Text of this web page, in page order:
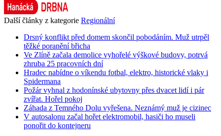
Další články z kategorie Regionální
Drsný konflikt před domem skončil pobodáním. Muž utrpěl
těžké poranění břicha
Ve Zlíně začala demolice vyhořelé výškové budovy, potrvá
zhruba 25 pracovních dní
Hradec nabídne o víkendu fotbal, elektro, historické vlaky i
Spidermana
Požár vyhnal z hodonínské ubytovny přes dvacet lidí i pár
zvířat. Hořel pokoj
Záhada z Temného Dolu vyřešena. Neznámý muž je cizinec
V autosalonu začal hořet elektromobil, hasiči ho museli
ponořit do kontejneru